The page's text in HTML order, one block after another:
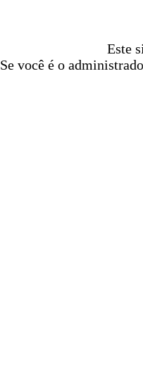
Este
Se você é o